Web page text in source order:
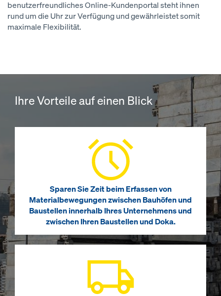
benutzerfreundliches Online-Kundenportal steht ihnen
rund um die Uhr zur Verfügung und gewährleistet somit
maximale Flexibilität.
Ihre Vorteile auf einen Blick
Sparen Sie Zeit beim Erfassen von
Materialbewegungen zwischen Bauhöfen und
Baustellen innerhalb Ihres Unternehmens und
zwischen Ihren Baustellen und Doka.